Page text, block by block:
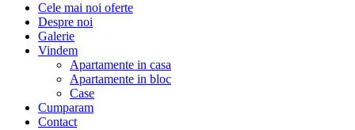
Cele mai noi oferte
Despre noi
Galerie
Vindem
Apartamente in casa
Apartamente in bloc
Case
Cumparam
Contact